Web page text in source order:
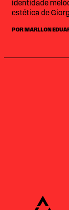
identidade
estética de
POR MARLLON
Alataj